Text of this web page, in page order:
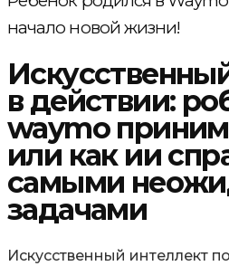
начало новой жизни!
в действии:
waymo
или как ии
самыми
задачами
Искусственный интеллект